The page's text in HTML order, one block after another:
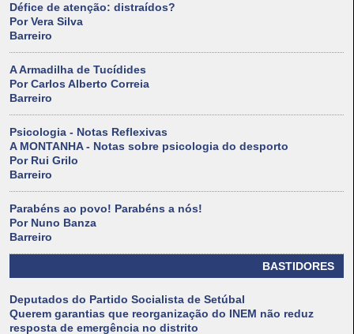
Défice de atenção: distraídos?
Por Vera Silva
Barreiro
A Armadilha de Tucídides
Por Carlos Alberto Correia
Barreiro
Psicologia - Notas Reflexivas
A MONTANHA - Notas sobre psicologia do desporto
Por Rui Grilo
Barreiro
Parabéns ao povo! Parabéns a nós!
Por Nuno Banza
Barreiro
BASTIDORES
Deputados do Partido Socialista de Setúbal
Querem garantias que reorganização do INEM não reduz
resposta de emergência no distrito